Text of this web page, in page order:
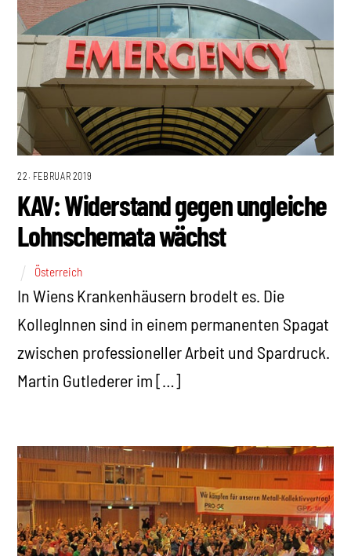
22. FEBRUAR 2019
KAV: Widerstand gegen ungleiche
Lohnschemata wächst
Österreich
In Wiens Krankenhäusern brodelt es. Die
KollegInnen sind in einem permanenten Spagat
zwischen professioneller Arbeit und Spardruck.
Martin Gutlederer im […]